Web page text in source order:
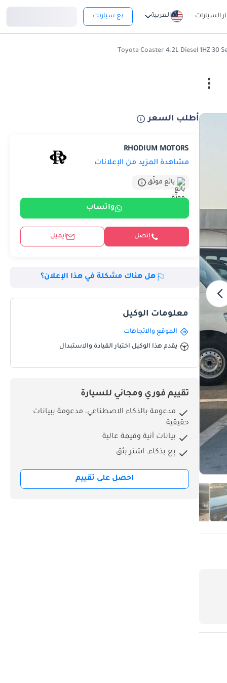
السيارات العربية بع سيارتك
أطلب السعر
RHODIUM MOTORS
مشاهدة المزيد من الإعلانات
بائع موثّق
واتساب
إتصل ايميل
هل هناك مشكلة في هذا الإعلان؟
معلومات الوكيل
الموقع والاتجاهات
يقدم هذا الوكيل اختبار القيادة والاستبدال
تقييم فوري ومجاني للسيارة
مدعومة بالذكاء الاصطناعي، مدعومة ببيانات
حقيقية
بيانات آنية وقيمة عالية
بِع بذكاء. اشترِ بثق
احصل على تقييم